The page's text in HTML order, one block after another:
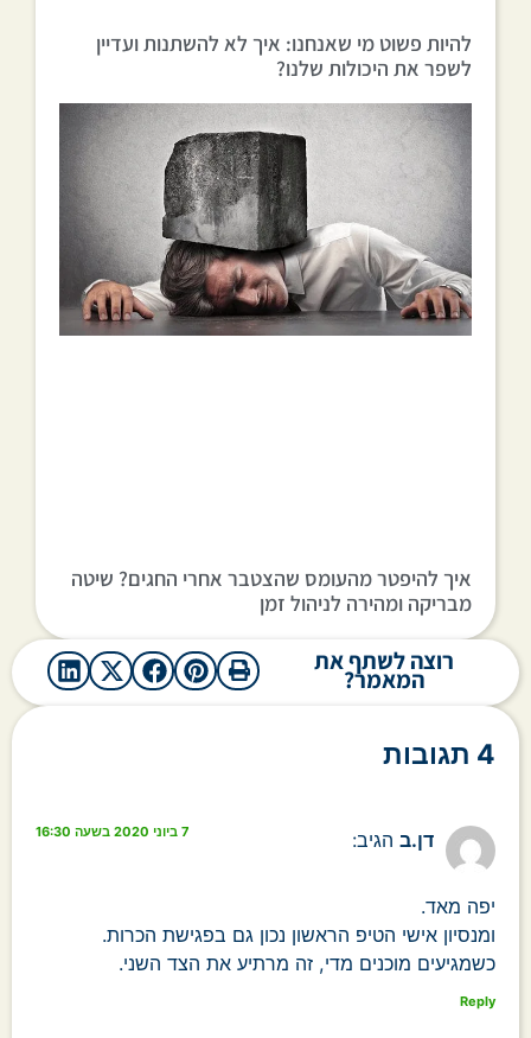
להיות פשוט מי שאנחנו: איך לא להשתנות ועדיין
לשפר את היכולות שלנו?
איך להיפטר מהעומס שהצטבר אחרי החגים? שיטה
מבריקה ומהירה לניהול זמן
רוצה לשתף את
המאמר?
4 תגובות
דן.ב הגיב: 7 ביוני 2020 בשעה 16:30
יפה מאד.
ומנסיון אישי הטיפ הראשון נכון גם בפגישת הכרות.
כשמגיעים מוכנים מדי, זה מרתיע את הצד השני.
Reply